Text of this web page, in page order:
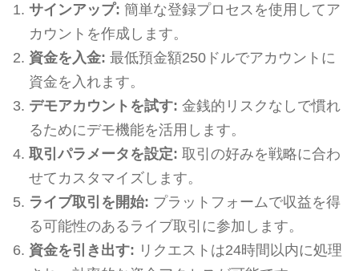
サインアップ: 簡単な登録プロセスを使用してア
カウントを作成します。
資金を入金: 最低預金額250ドルでアカウントに
資金を入れます。
デモアカウントを試す: 金銭的リスクなしで慣れ
るためにデモ機能を活用します。
取引パラメータを設定: 取引の好みを戦略に合わ
せてカスタマイズします。
ライブ取引を開始: プラットフォームで収益を得
る可能性のあるライブ取引に参加します。
資金を引き出す: リクエストは24時間以内に処理